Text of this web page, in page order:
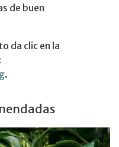
de buen
da clic en la
.